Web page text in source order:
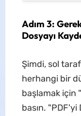
Adım 3:
Dosyayı
Şimdi, sol
herhangi bir
başlamak için
basın.